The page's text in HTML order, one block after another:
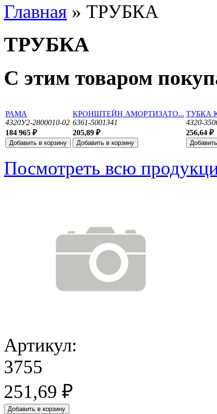
Вы здесь
Главная » ТРУБКА
ТРУБКА
С этим товаром
РАМА
4320У2-2800010-02
184 965 ₽
КРОНШТЕЙН АМОРТИЗАТО...
6361-5001341
205,89 ₽
ТУБКА
4320-
256,64 ₽
Посмотреть всю
Артикул:
3755
251,69 ₽